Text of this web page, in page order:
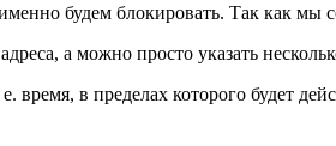
будем блокировать. Так как
а можно просто указать
е. время, в пределах которого будет